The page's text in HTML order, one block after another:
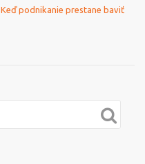
Keď podnikanie prestane baviť